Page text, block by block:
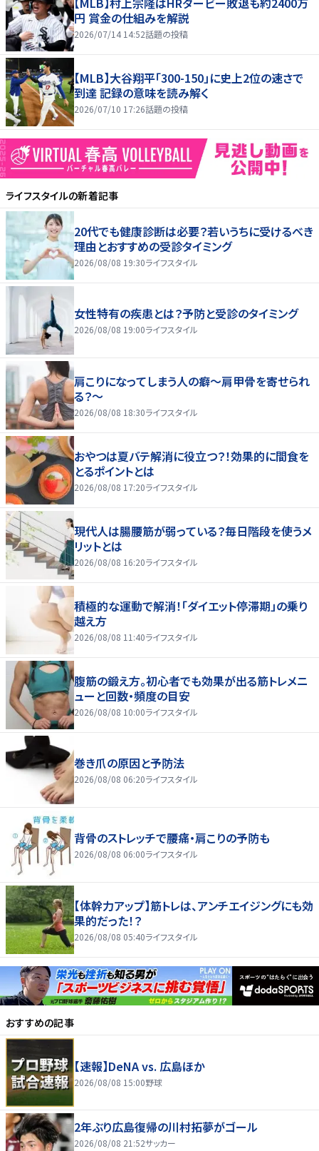
円 賞金の仕組みを解説
2026/07/14 14:52話題の投稿
【MLB】大谷翔平「300-150」に史上2位の速さで
到達 記録の意味を読み解く
2026/07/10 17:26話題の投稿
ライフスタイルの新着記事
20代でも健康診断は必要？若いうちに受けるべき
理由とおすすめの受診タイミング
2026/08/08 19:30ライフスタイル
女性特有の疾患とは？予防と受診のタイミング
2026/08/08 19:00ライフスタイル
肩こりになってしまう人の癖～肩甲骨を寄せられ
る？～
2026/08/08 18:30ライフスタイル
おやつは夏バテ解消に役立つ？！効果的に間食を
とるポイントとは
2026/08/08 17:20ライフスタイル
現代人は腸腰筋が弱っている？毎日階段を使うメ
リットとは
2026/08/08 16:20ライフスタイル
積極的な運動で解消！「ダイエット停滞期」の乗り
越え方
2026/08/08 11:40ライフスタイル
腹筋の鍛え方。初心者でも効果が出る筋トレメニ
ューと回数・頻度の目安
2026/08/08 10:00ライフスタイル
巻き爪の原因と予防法
2026/08/08 06:20ライフスタイル
背骨のストレッチで腰痛・肩こりの予防も
2026/08/08 06:00ライフスタイル
【体幹力アップ】筋トレは、アンチエイジングにも効
果的だった！？
2026/08/08 05:40ライフスタイル
おすすめの記事
【速報】DeNA vs. 広島ほか
2026/08/08 15:00野球
2年ぶり広島復帰の川村拓夢がゴール
2026/08/08 21:52サッカー